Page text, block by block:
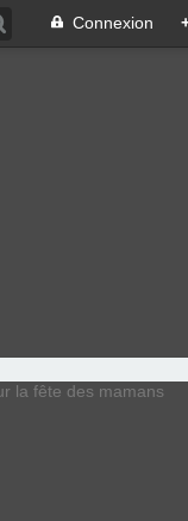
Connexion